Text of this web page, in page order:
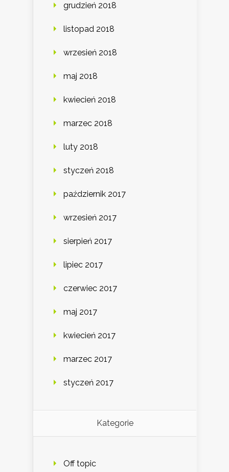
grudzień 2018
listopad 2018
wrzesień 2018
maj 2018
kwiecień 2018
marzec 2018
luty 2018
styczeń 2018
październik 2017
wrzesień 2017
sierpień 2017
lipiec 2017
czerwiec 2017
maj 2017
kwiecień 2017
marzec 2017
styczeń 2017
Kategorie
Off topic